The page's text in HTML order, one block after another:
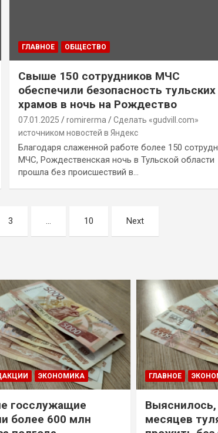
ГЛАВНОЕ ОБЩЕСТВО
Свыше 150 сотрудников МЧС
обеспечили безопасность тульских
храмов в ночь на Рождество
07.01.2025 romirerma
Сделать «gudvill.com»
источником новостей в Яндекс
Благодаря слаженной работе более 150
МЧС, Рождественская ночь в Тульской области
прошла без происшествий в…
3 … 10 Next
ЭКОНОМИКА
госслужащие
более 600 млн
ГЛАВНОЕ
Выяснилось,
месяцев